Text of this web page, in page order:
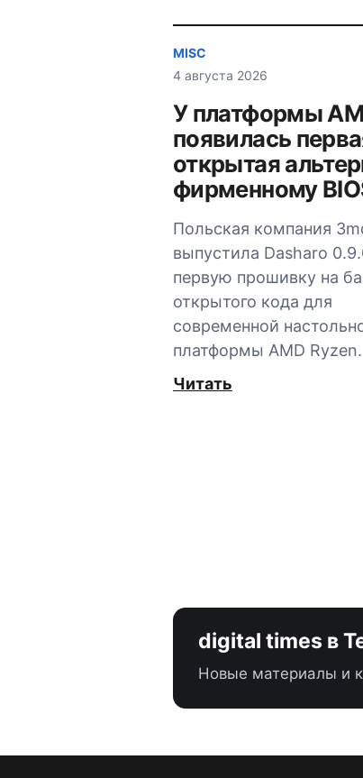
MISC
4 августа 2026
У платформы
появилась
открытая
фирменному
Польская компания
выпустила Dasharo
первую прошивку на
открытого кода для
современной
платформы AMD
Читать
digital times в
Новые материалы и